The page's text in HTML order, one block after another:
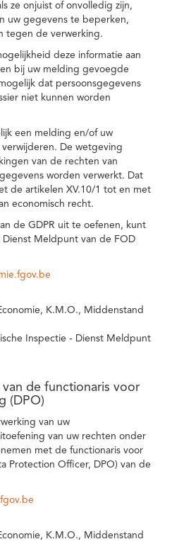
ze onjuist of onvolledig zijn,
uw gegevens te beperken,
tegen de verwerking.
deze informatie aan
bij uw melding gevoegde
dat persoonsgegevens
niet kunnen worden
een melding en/of uw
De wetgeving
van de rechten van
worden verwerkt. Dat
de artikelen XV.10/1 tot en met
economisch recht.
de GDPR uit te oefenen, kunt
Meldpunt van de FOD
K.M.O., Middenstand
Inspectie - Dienst Meldpunt
de functionaris voor
(DPO)
van uw
van uw rechten onder
met de functionaris voor
Protection Officer, DPO) van de
K.M.O., Middenstand